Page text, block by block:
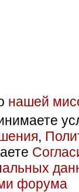
нашей
,
форума